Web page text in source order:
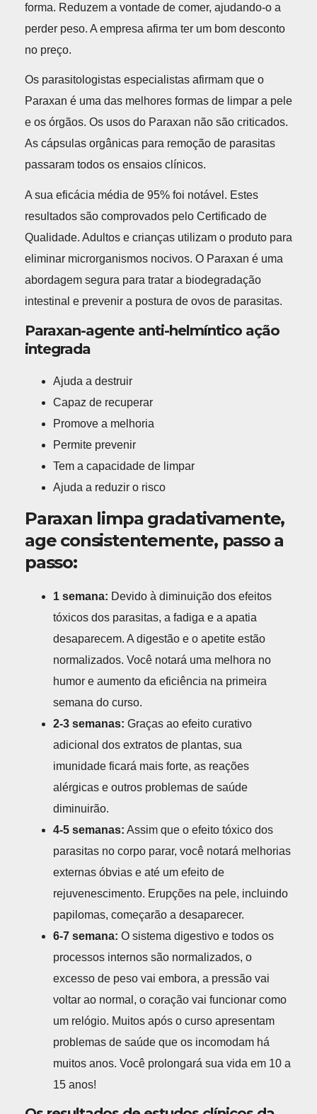
forma. Reduzem a vontade de comer, ajudando-o a
perder peso. A empresa afirma ter um bom desconto
no preço.
Os parasitologistas especialistas afirmam que o
Paraxan é uma das melhores formas de limpar a pele
e os órgãos. Os usos do Paraxan não são criticados.
As cápsulas orgânicas para remoção de parasitas
passaram todos os ensaios clínicos.
A sua eficácia média de 95% foi notável. Estes
resultados são comprovados pelo Certificado de
Qualidade. Adultos e crianças utilizam o produto para
eliminar microrganismos nocivos. O Paraxan é uma
abordagem segura para tratar a biodegradação
intestinal e prevenir a postura de ovos de parasitas.
Paraxan-agente anti-helmíntico ação
integrada
Ajuda a destruir
Capaz de recuperar
Promove a melhoria
Permite prevenir
Tem a capacidade de limpar
Ajuda a reduzir o risco
Paraxan limpa gradativamente,
age consistentemente, passo a
passo:
1 semana: Devido à diminuição dos efeitos
tóxicos dos parasitas, a fadiga e a apatia
desaparecem. A digestão e o apetite estão
normalizados. Você notará uma melhora no
humor e aumento da eficiência na primeira
semana do curso.
2-3 semanas: Graças ao efeito curativo
adicional dos extratos de plantas, sua
imunidade ficará mais forte, as reações
alérgicas e outros problemas de saúde
diminuirão.
4-5 semanas: Assim que o efeito tóxico dos
parasitas no corpo parar, você notará melhorias
externas óbvias e até um efeito de
rejuvenescimento. Erupções na pele, incluindo
papilomas, começarão a desaparecer.
6-7 semana: O sistema digestivo e todos os
processos internos são normalizados, o
excesso de peso vai embora, a pressão vai
voltar ao normal, o coração vai funcionar como
um relógio. Muitos após o curso apresentam
problemas de saúde que os incomodam há
muitos anos. Você prolongará sua vida em 10 a
15 anos!